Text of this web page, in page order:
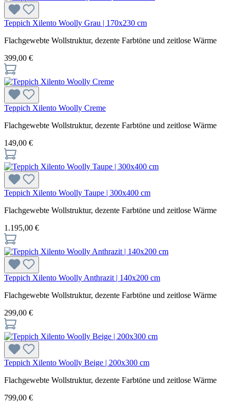
Teppich Xilento Woolly Grau | 170x230 cm
Flachgewebte Wollstruktur, dezente Farbtöne und zeitlose Wärme
399,00 €
Teppich Xilento Woolly Creme
Flachgewebte Wollstruktur, dezente Farbtöne und zeitlose Wärme
149,00 €
Teppich Xilento Woolly Taupe | 300x400 cm
Flachgewebte Wollstruktur, dezente Farbtöne und zeitlose Wärme
1.195,00 €
Teppich Xilento Woolly Anthrazit | 140x200 cm
Flachgewebte Wollstruktur, dezente Farbtöne und zeitlose Wärme
299,00 €
Teppich Xilento Woolly Beige | 200x300 cm
Flachgewebte Wollstruktur, dezente Farbtöne und zeitlose Wärme
799,00 €